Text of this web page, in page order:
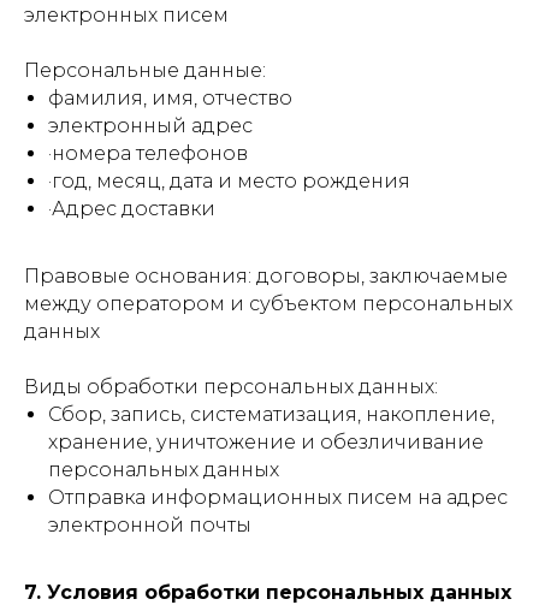
электронных писем
Персональные данные:
фамилия, имя, отчество
электронный адрес
·номера телефонов
·год, месяц, дата и место рождения
·Адрес доставки
Правовые основания: договоры, заключаемые
между оператором и субъектом персональных
данных
Виды обработки персональных данных:
Сбор, запись, систематизация, накопление,
хранение, уничтожение и обезличивание
персональных данных
Отправка информационных писем на адрес
электронной почты
7. Условия обработки персональных данных